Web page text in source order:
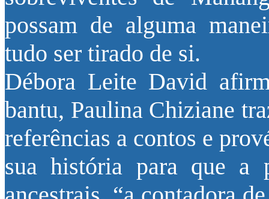
possam de alguma
tudo ser tirado de si.
Débora Leite David
bantu, Paulina Chiziane
referências a contos e
sua história para que a